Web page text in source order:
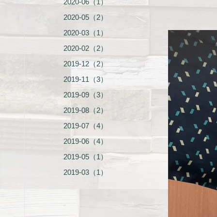
2020-06（1）
2020-05（2）
2020-03（1）
2020-02（2）
2019-12（2）
2019-11（3）
2019-09（3）
2019-08（2）
2019-07（4）
2019-06（4）
2019-05（1）
2019-03（1）